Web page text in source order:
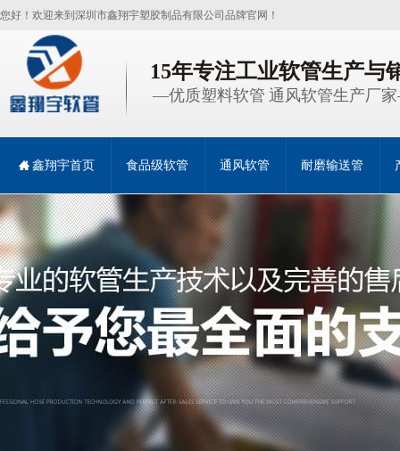
您好！欢迎来到深圳市鑫翔宇塑胶制品有限公司品牌官网！
15年专注工业软管生产与
—优质塑料软管 通风软管生产厂
鑫翔宇首页 食品级软管 通风软管 耐磨输送管